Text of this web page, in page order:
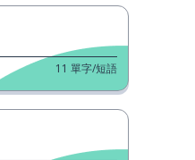
11 單字/短語